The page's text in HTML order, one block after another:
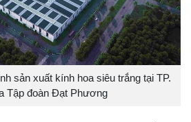
sản xuất kính hoa siêu trắng tại TP.
Tập đoàn Đạt Phương